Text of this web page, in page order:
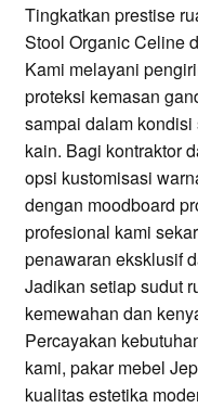
Tingkatkan prestise
Stool Organic Celine
Kami melayani
proteksi kemasan
sampai dalam
kain. Bagi kontraktor
opsi kustomisasi
dengan moodboard
profesional kami
penawaran eksklusif
Jadikan setiap sudut
kemewahan dan
Percayakan
kami, pakar mebel
kualitas estetika